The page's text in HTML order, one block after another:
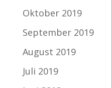
Oktober 2019
September 2019
August 2019
Juli 2019